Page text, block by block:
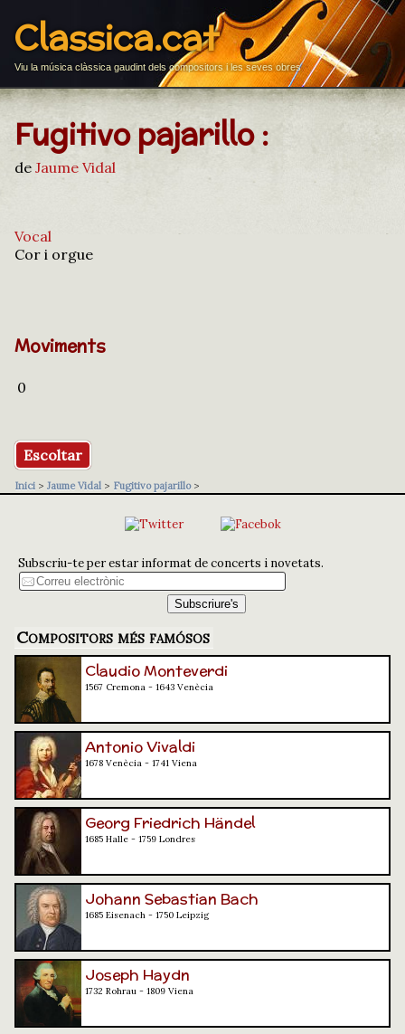
Classica.cat
Viu la música clàssica gaudint dels compositors i les seves obres
Fugitivo pajarillo :
de Jaume Vidal
Vocal
Cor i orgue
Moviments
0
Escoltar
Inici > Jaume Vidal > Fugitivo pajarillo >
Subscriu-te per estar informat de concerts i novetats.
Compositors més famósos
Claudio Monteverdi
1567 Cremona - 1643 Venècia
Antonio Vivaldi
1678 Venècia - 1741 Viena
Georg Friedrich Händel
1685 Halle - 1759 Londres
Johann Sebastian Bach
1685 Eisenach - 1750 Leipzig
Joseph Haydn
1732 Rohrau - 1809 Viena